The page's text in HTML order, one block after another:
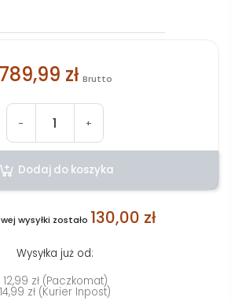
789,99 zł Brutto
- +
Dodaj do koszyka
wysyłki zostało 130,00 zł
Wysyłka już od:
12,99 zł (Paczkomat)
14,99 zł (Kurier Inpost)